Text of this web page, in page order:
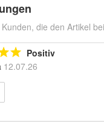
die den Artikel
Positiv
12.07.26